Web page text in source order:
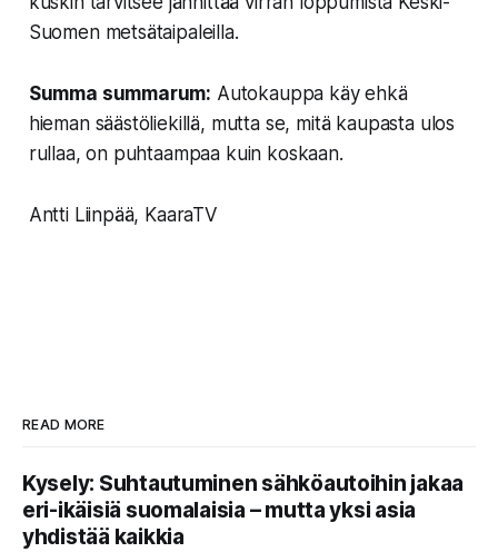
Suomen metsätaipaleilla.
Summa summarum: Autokauppa käy ehkä
hieman säästöliekillä, mutta se, mitä kaupasta ulos
rullaa, on puhtaampaa kuin koskaan.
Antti Liinpää, KaaraTV
READ MORE
Kysely: Suhtautuminen sähköautoihin jakaa
eri-ikäisiä suomalaisia – mutta yksi asia
yhdistää kaikkia